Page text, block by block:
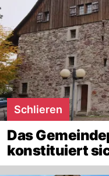
Schlieren
Das
konstituiert